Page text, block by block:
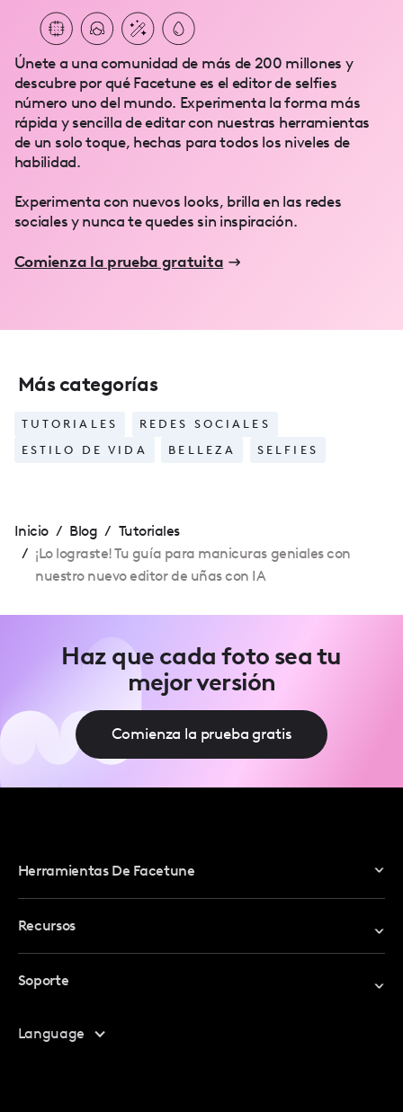
Únete a una comunidad de más de 200 millones y
descubre por qué Facetune es el editor de selfies
número uno del mundo. Experimenta la forma más
rápida y sencilla de editar con nuestras herramientas
de un solo toque, hechas para todos los niveles de
habilidad.
Experimenta con nuevos looks, brilla en las redes
sociales y nunca te quedes sin inspiración.
Comienza la prueba gratuita
Más categorías
TUTORIALES
REDES SOCIALES
ESTILO DE VIDA
BELLEZA SELFIES
Inicio / Blog / Tutoriales
/ ¡Lo lograste! Tu guía para manicuras geniales con
nuestro nuevo editor de uñas con IA
Haz que cada foto sea tu
mejor versión
Comienza la prueba gratis
Herramientas De Facetune
Recursos
Programa De Afiliados
Soporte
Language